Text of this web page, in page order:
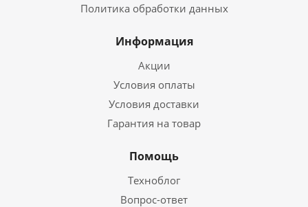
Политика обработки данных
Информация
Акции
Условия оплаты
Условия доставки
Гарантия на товар
Помощь
Техноблог
Вопрос-ответ